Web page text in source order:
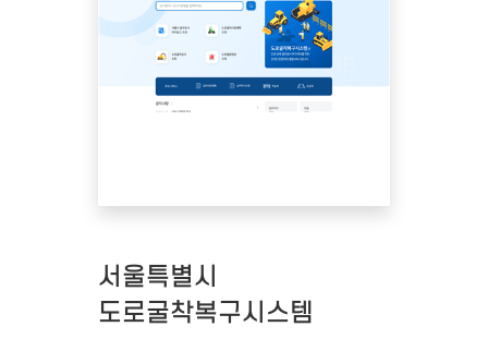
서울특별시
도로굴착복구시스템